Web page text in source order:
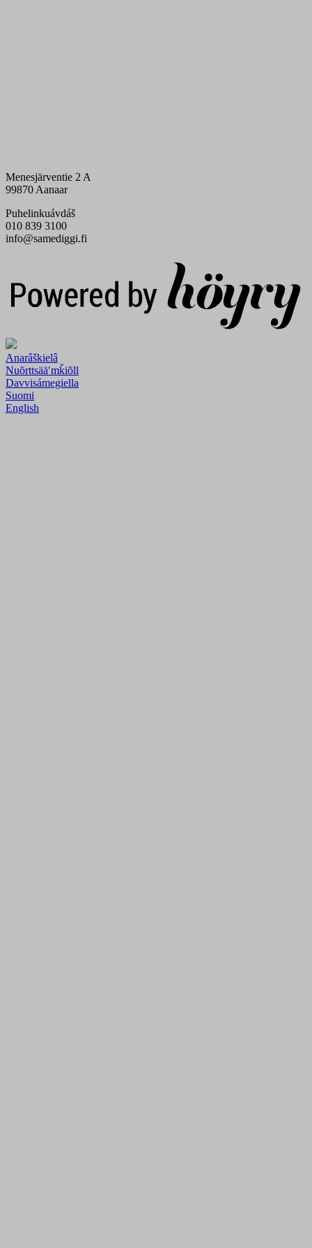
Menesjärventie 2 A
99870 Aanaar
Puhelinkuávdáš
010 839 3100
info@samediggi.fi
Anarâškielâ
Nuõrttsääʹmǩiõll
Davvisámegiella
Suomi
English